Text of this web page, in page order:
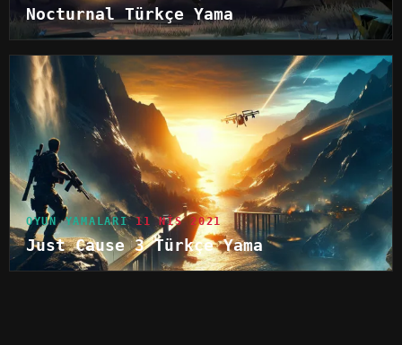
Nocturnal Türkçe Yama
OYUN YAMALARI 11 NIS 2021
Just Cause 3 Türkçe Yama